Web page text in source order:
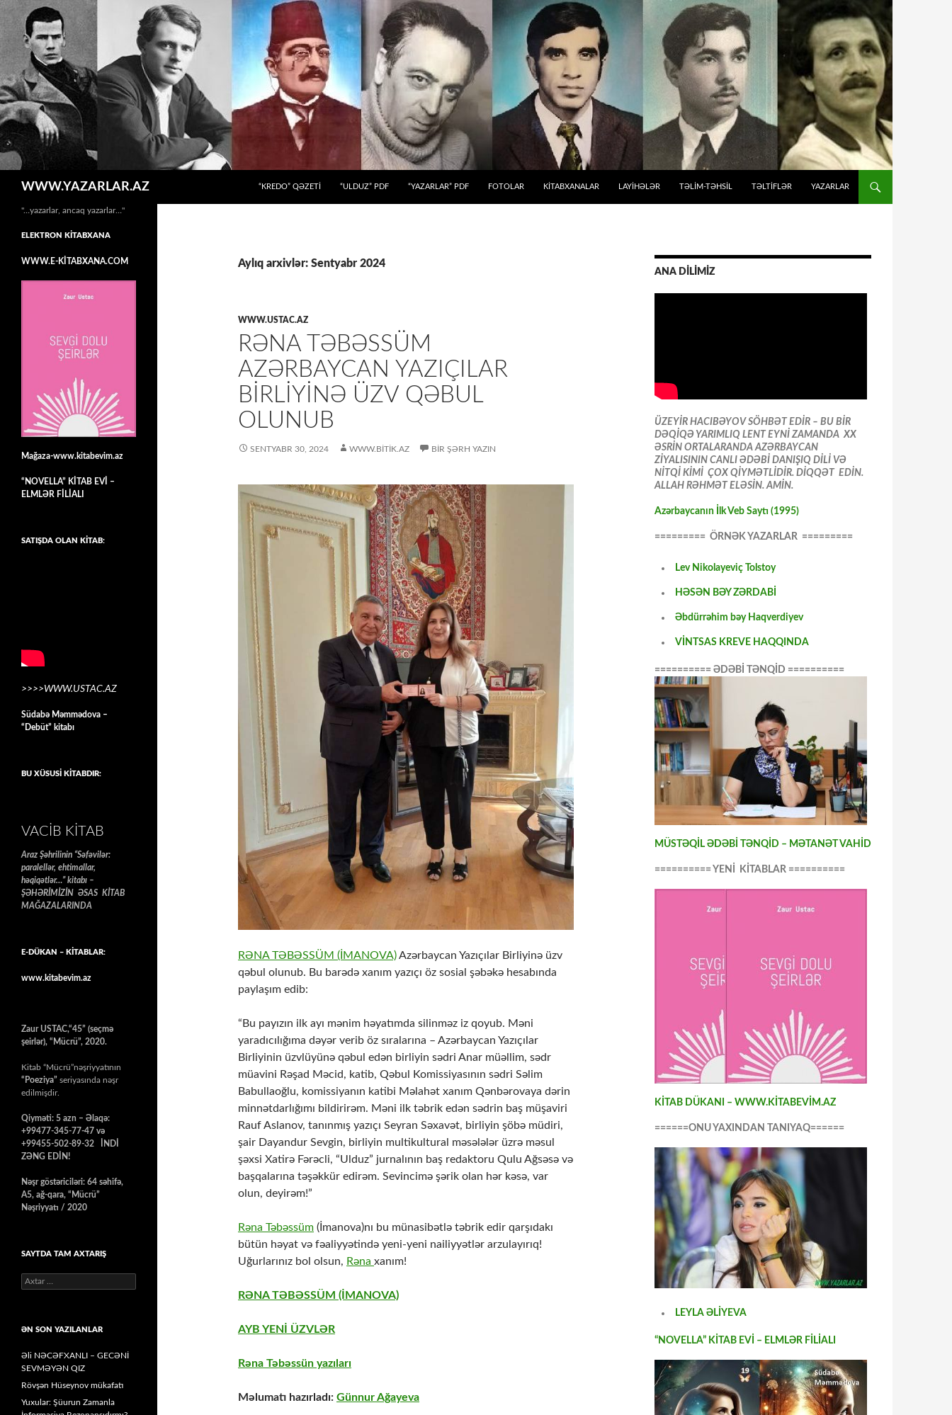
WWW.YAZARLAR.AZ
“KREDO” QƏZETİ
“ULDUZ” PDF “YAZARLAR” PDF FOTOLAR KİTABXANALAR LAYİHƏLƏR TƏLIM-TƏHSIL TƏLTİFLƏR YAZARLAR
Aylıq arxivlər: Sentyabr 2024
WWW.USTAC.AZ
RƏNA TƏBƏSSÜM
AZƏRBAYCAN YAZIÇILAR
BIRLIYINƏ ÜZV QƏBUL
OLUNUB
SENTYABR 30, 2024 WWW.BITIK.AZ BIR ŞƏRH YAZIN
RƏNA TƏBƏSSÜM (İMANOVA)Azərbaycan Yazıçılar Birliyinə üzv
qəbul olunub. Bu barədə xanım yazıçı öz sosial şəbəkə hesabında
paylaşım edib:
“Bu payızın ilk ayı mənim həyatımda silinməz iz qoyub. Məni
yaradıcılığıma dəyər verib öz sıralarına – Azərbaycan Yazıçılar
Birliyinin üzvlüyünə qəbul edən birliyin sədri Anar müəllim, sədr
müavini Rəşad Məcid, katib, Qəbul Komissiyasının sədri Səlim
Babullaoğlu, komissiyanın katibi Məlahət xanım Qənbərovaya dərin
minnətdarlığımı bildirirəm. Məni ilk təbrik edən sədrin baş müşaviri
Rauf Aslanov, tanınmış yazıçı Seyran Səxavət, birliyin şöbə müdiri,
şair Dayandur Sevgin, birliyin multikultural məsələlər üzrə məsul
şəxsi Xatirə Fərəcli, “Ulduz” jurnalının baş redaktoru Qulu Ağsəsə və
başqalarına təşəkkür edirəm. Sevincimə şərik olan hər kəsə, var
olun, deyirəm!”
Rəna Təbəssüm (İmanova)nı bu münasibətlə təbrik edir qarşıdakı
bütün həyat və fəaliyyətində yeni-yeni nailiyyətlər arzulayırıq!
Uğurlarınız bol olsun, Rəna xanım!
RƏNA TƏBƏSSÜM (İMANOVA)
AYB YENİ ÜZVLƏR
Rəna Təbəssün yazıları
Məlumatı hazırladı: Günnur Ağayeva
ANA DİLİMİZ
ÜZEYİR HACIBƏYOV SÖHBƏT EDİR – BU BİR
DƏQİQƏ YARIMLIQ LENT EYNİ ZAMANDA XX
ƏSRİN ORTALARANDA AZƏRBAYCAN
ZİYALISININ CANLI ƏDƏBİ DANIŞIQ DİLİ VƏ
NİTQİ KİMİ ÇOX QİYMƏTLİDİR. DİQQƏT EDİN.
ALLAH RƏHMƏT ELƏSİN. AMİN.
Azərbaycanın İlk Veb Saytı (1995)
========= ÖRNƏK YAZARLAR =========
Lev Nikolayeviç Tolstoy
HƏSƏN BƏY ZƏRDABİ
Əbdürrəhim bəy Haqverdiyev
VİNTSAS KREVE HAQQINDA
========== ƏDƏBİ TƏNQİD ==========
MÜSTƏQİL ƏDƏBİ TƏNQİD – MƏTANƏT VAHİD
========== YENİ KİTABLAR ==========
KİTAB DÜKANI – WWW.KİTABEVİM.AZ
======ONU YAXINDAN TANIYAQ======
LEYLA ƏLİYEVA
“NOVELLA” KİTAB EVİ – ELMLƏR FİLİALI
"…yazarlar, ancaq yazarlar…"
ELEKTRON KİTABXANA
WWW.E-KİTABXANA.COM
Mağaza-www.kitabevim.az
“NOVELLA” KİTAB EVİ –
ELMLƏR FİLİALI
SATIŞDA OLAN KİTAB:
>>>>WWW.USTAC.AZ
Südabə Məmmədova –
“Debüt” kitabı
BU XÜSUSİ KİTABDIR:
VACIB KITAB
Araz Şəhrilinin “Səfəvilər:
paralellər, ehtimallar,
həqiqətlər…” kitabı –
ŞƏHƏRİMİZİN ƏSAS KİTAB
MAĞAZALARINDA
E-DÜKAN – KİTABLAR:
www.kitabevim.az
Zaur USTAC,“45” (seçmə
şeirlər), “Mücrü”, 2020.
Kitab “Mücrü”nəşriyyatının
“Poeziya” seriyasında nəşr
edilmişdir.
Qiyməti: 5 azn – Əlaqə:
+99477-345-77-47 və
+99455-502-89-32 İNDİ
ZƏNG EDİN!
Nəşr göstəriciləri: 64 səhifə,
A5, ağ-qara, “Mücrü”
Nəşriyyatı / 2020
SAYTDA TAM AXTARIŞ
Axtarış:
ƏN SON YAZILANLAR
Əli NƏCƏFXANLI – GECƏNİ
SEVMƏYƏN QIZ
Rövşən Hüseynov mükafatı
Yuxular: Şüurun Zamanla